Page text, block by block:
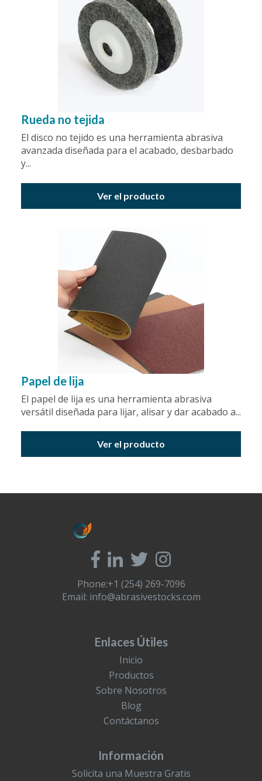
Rueda no tejida
El disco no tejido es una herramienta abrasiva
avanzada diseñada para el acabado, desbarbado
y...
Ver el producto
Papel de lija
El papel de lija es una herramienta abrasiva
versátil diseñada para lijar, alisar y dar acabado a...
Ver el producto
Phone:+1 (254) 269-7096
Email: info@abrasivestocks.com
Enlaces Útiles
Inicio
Productos
Sobre Nosotros
Blog
Contáctanos
Información
Solicita una Muestra Gratis